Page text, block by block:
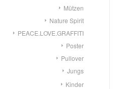
Mützen
Nature Spirit
PEACE.LOVE.GRAFFITI
Poster
Pullover
Jungs
Kinder